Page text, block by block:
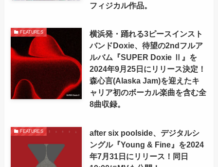
フィジカル作品。
FEATURES
横浜発・踊れる3ピースインスト
バンドDoxie、待望の2ndフルア
ルバム『SUPER Doxie Ⅱ』を
2024年9月25日にリリース決定！
森心言(Alaska Jam)を迎えたキ
ャリア初のボーカル楽曲を含む全
8曲収録。
FEATURES
after six poolside、デジタルシ
ングル『Young & Fine』を2024
年7月31日にリリース！同日